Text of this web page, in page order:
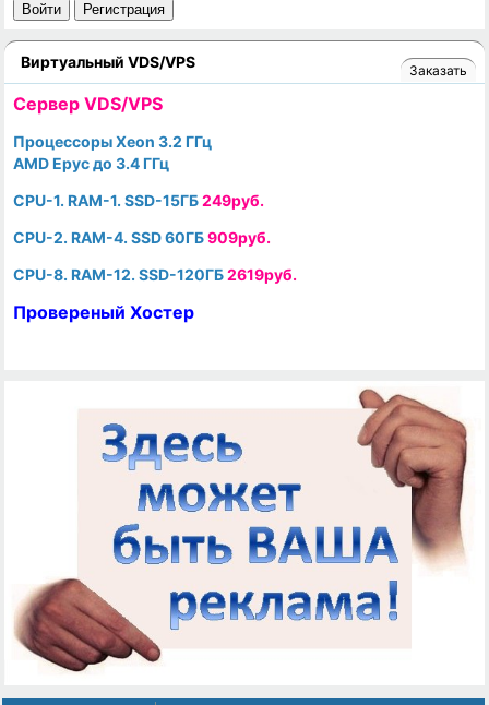
Войти Регистрация
Виртуальный VDS/VPS Заказать
Cервер VDS/VPS
Процессоры Xeon 3.2 ГГц
AMD Epyc до 3.4 ГГц
CPU-1. RAM-1. SSD-15ГБ249руб.
CPU-2. RAM-4. SSD 60ГБ909руб.
CPU-8. RAM-12. SSD-120ГБ2619руб.
Провереный Хостер